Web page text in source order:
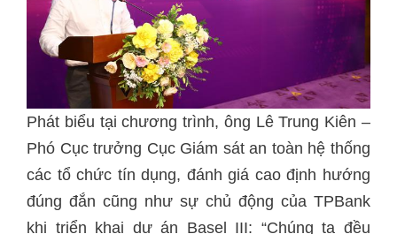
Phát biểu tại chương trình, ông Lê Trung Kiên –
Phó Cục trưởng Cục Giám sát an toàn hệ thống
các tổ chức tín dụng, đánh giá cao định hướng
đúng đắn cũng như sự chủ động của TPBank
khi triển khai dự án Basel III: “Chúng ta đều